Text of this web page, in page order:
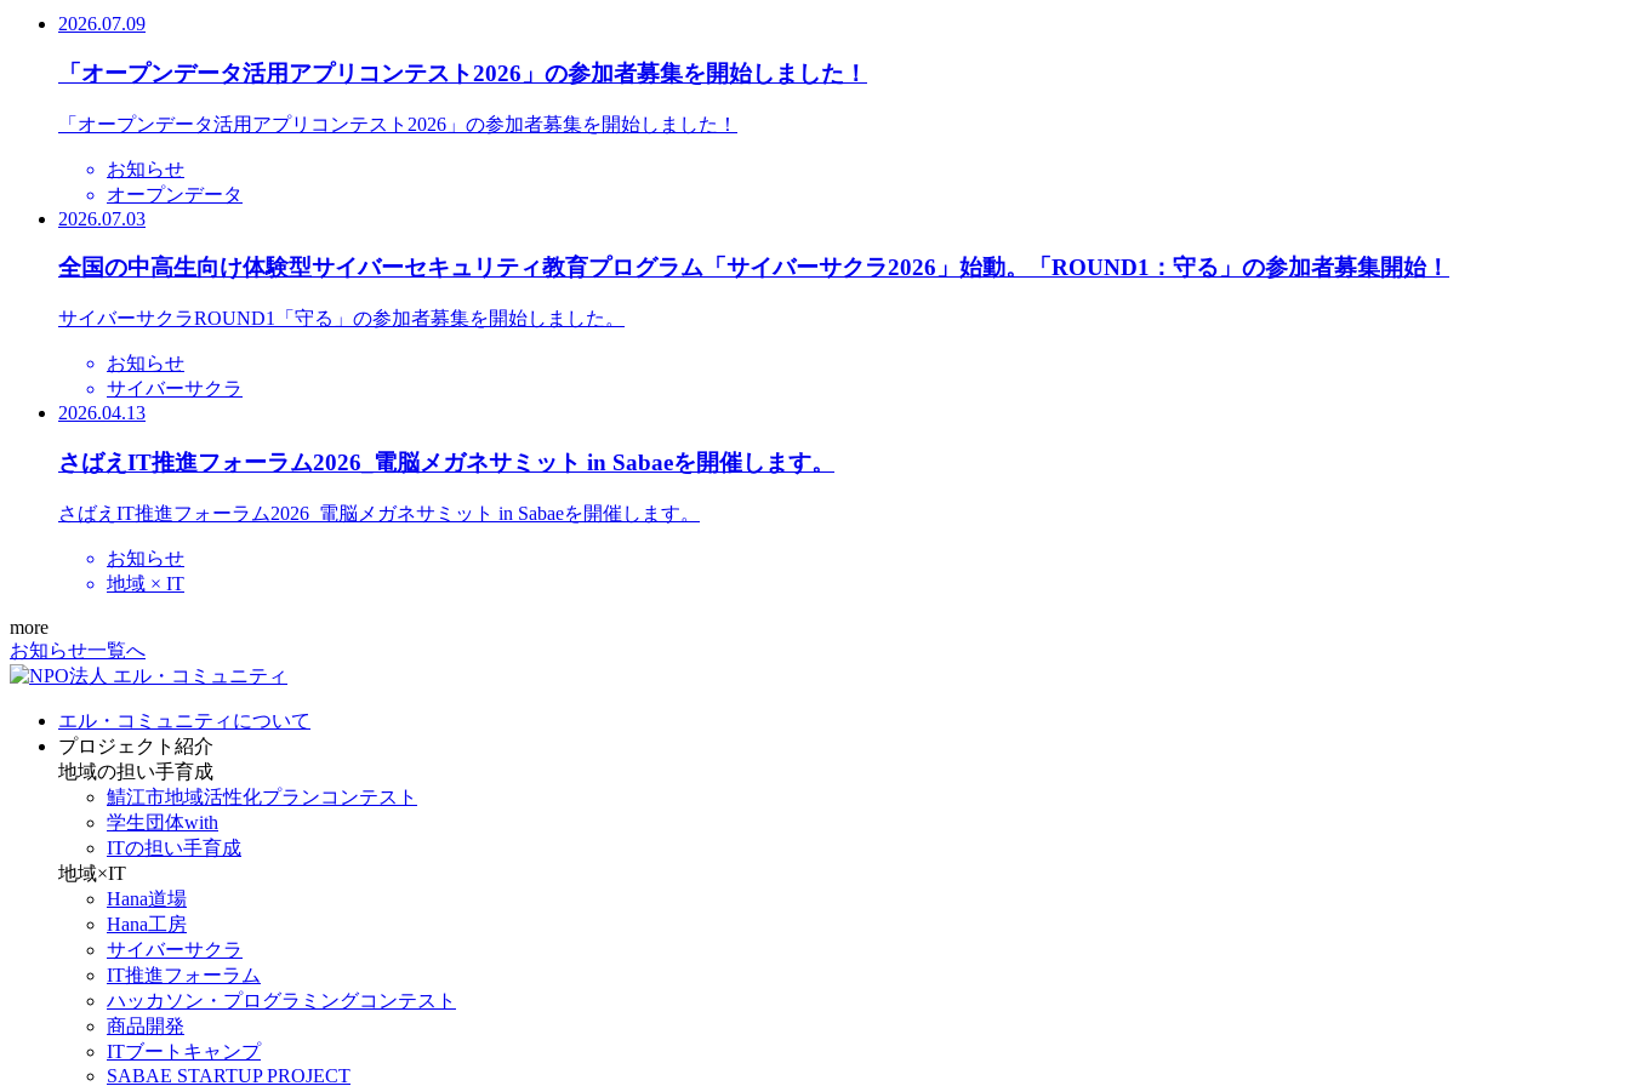
2026.07.09
「オープンデータ活用アプリコンテスト2026」の参加者募集を開始しました！
「オープンデータ活用アプリコンテスト2026」の参加者募集を開始しました！
お知らせ
オープンデータ
2026.07.03
全国の中高生向け体験型サイバーセキュリティ教育プログラム「サイバーサクラ2026」始動。「ROUND1：守る」の参加者募集開始！
サイバーサクラROUND1「守る」の参加者募集を開始しました。
お知らせ
サイバーサクラ
2026.04.13
さばえIT推進フォーラム2026_電脳メガネサミット in Sabaeを開催します。
さばえIT推進フォーラム2026_電脳メガネサミット in Sabaeを開催します。
お知らせ
地域 × IT
more
お知らせ一覧へ
エル・コミュニティについて
プロジェクト紹介
地域の担い手育成
鯖江市地域活性化プランコンテスト
学生団体with
ITの担い手育成
地域×IT
Hana道場
Hana工房
サイバーサクラ
IT推進フォーラム
ハッカソン・プログラミングコンテスト
商品開発
ITブートキャンプ
SABAE STARTUP PROJECT